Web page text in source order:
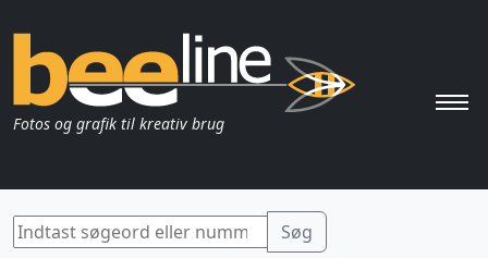
Fotos og grafik til kreativ brug